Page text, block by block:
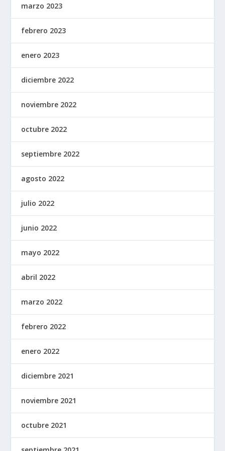
marzo 2023
febrero 2023
enero 2023
diciembre 2022
noviembre 2022
octubre 2022
septiembre 2022
agosto 2022
julio 2022
junio 2022
mayo 2022
abril 2022
marzo 2022
febrero 2022
enero 2022
diciembre 2021
noviembre 2021
octubre 2021